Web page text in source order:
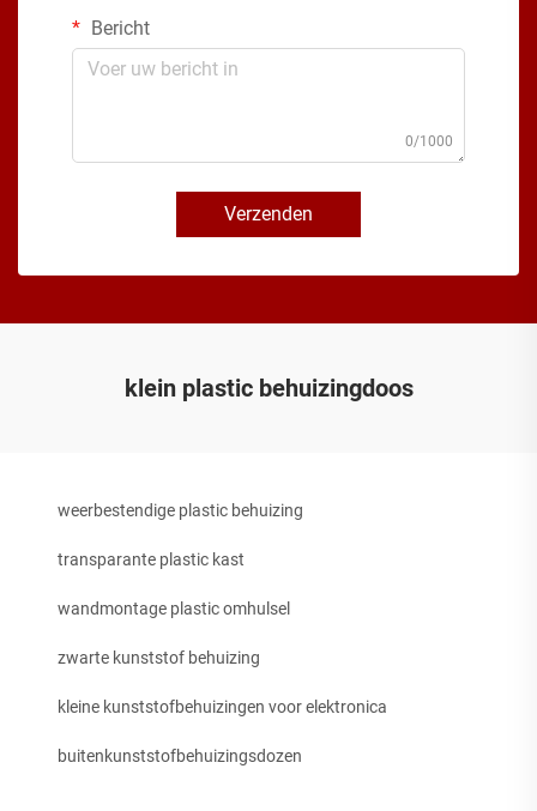
Bericht
0/1000
Verzenden
klein plastic behuizingdoos
weerbestendige plastic behuizing
transparante plastic kast
wandmontage plastic omhulsel
zwarte kunststof behuizing
kleine kunststofbehuizingen voor elektronica
buitenkunststofbehuizingsdozen